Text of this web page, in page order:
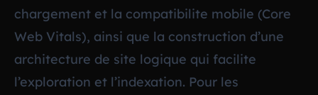
chargement et la compatibilite mobile (Core
Web Vitals), ainsi que la construction d’une
architecture de site logique qui facilite
l’exploration et l’indexation. Pour les